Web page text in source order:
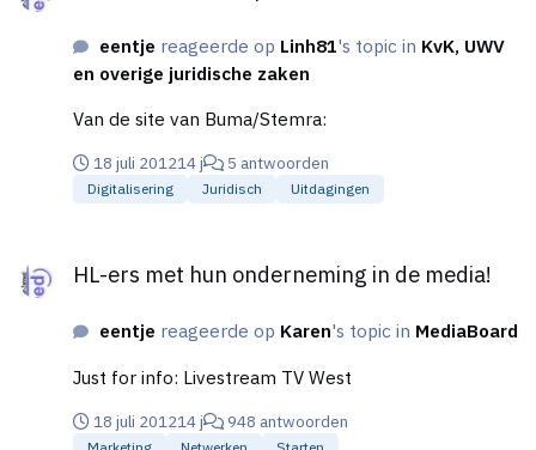
eentje reageerde op Linh81's topic in KvK, UWV
en overige juridische zaken
Van de site van Buma/Stemra:
18 juli 201214 j 5 antwoorden
Digitalisering Juridisch Uitdagingen
HL-ers met hun onderneming in de media!
eentje reageerde op Karen's topic in MediaBoard
Just for info: Livestream TV West
18 juli 201214 j 948 antwoorden